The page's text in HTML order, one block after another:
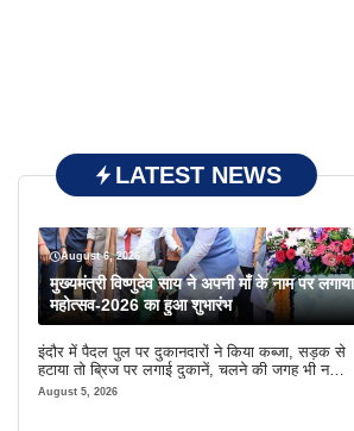
LATEST NEWS
August 6, 2026
मुख्यमंत्री विष्णुदेव साय ने अपनी माँ के नाम पर
महोत्सव-2026 का हुआ शुभारंभ
इंदौर में पैदल पुल पर दुकानदारों ने किया कब्जा, सड़क से
हटाया तो ब्रिज पर लगाई दुकानें, चलने की जगह भी नहीं
मिल रही
August 5, 2026